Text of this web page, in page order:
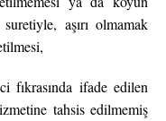
aşırı olmamak
ifade edilen
tahsis edilmemiş